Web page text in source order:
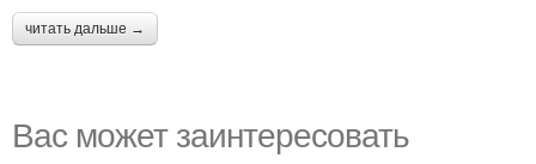
читать дальше →
Вас может заинтересовать